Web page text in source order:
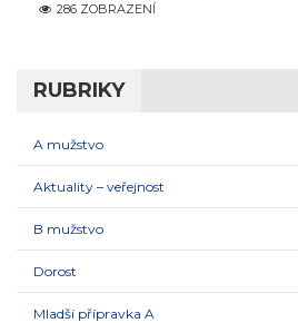
286 ZOBRAZENÍ
RUBRIKY
A mužstvo
Aktuality – veřejnost
B mužstvo
Dorost
Mladší přípravka A